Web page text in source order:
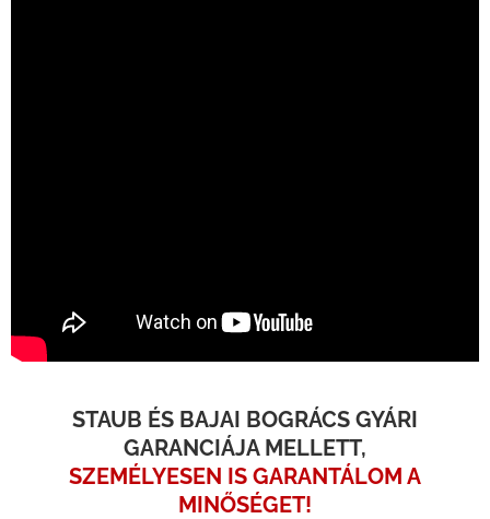
STAUB ÉS BAJAI BOGRÁCS GYÁRI
GARANCIÁJA MELLETT,
SZEMÉLYESEN IS GARANTÁLOM A
MINŐSÉGET!